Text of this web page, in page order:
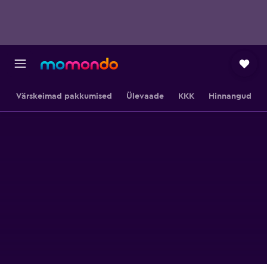
Värskeimad pakkumised Ülevaade KKK Hinnangud